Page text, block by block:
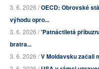
3. 6. 2026 /OECD: Obrovské
výhodu opro...
3. 6. 2026 /'Patnáctiletá
bratra...
3. 6. 2026 /V Moldavsku začali